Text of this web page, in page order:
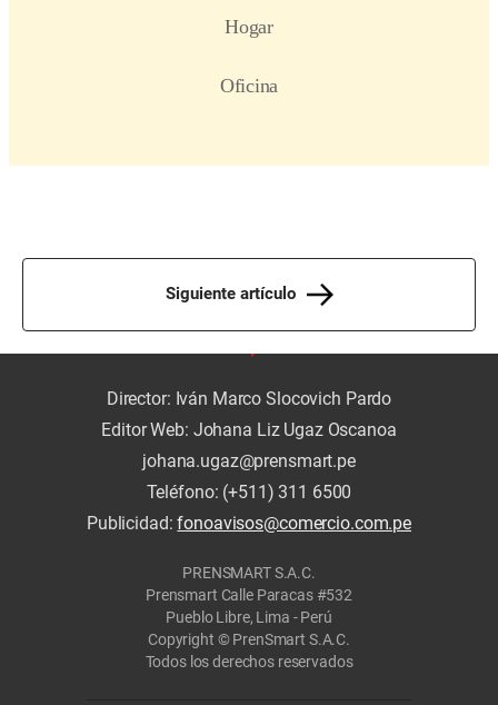
Siguiente artículo
Director: Iván Marco Slocovich Pardo
Editor Web: Johana Liz Ugaz Oscanoa
johana.ugaz@prensmart.pe
Teléfono: (+511) 311 6500
Publicidad:fonoavisos@comercio.com.pe
PRENSMART S.A.C.
Prensmart Calle Paracas #532
Pueblo Libre, Lima - Perú
Copyright © PrenSmart S.A.C.
Todos los derechos reservados